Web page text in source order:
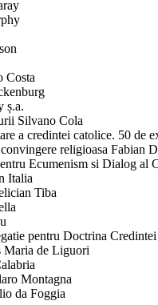
Costa
ș.a.
Silvano Cola
a credintei catolice. 50 de
religioasa Fabian
Ecumenism si Dialog al
Italia
Tiba
pentru Doctrina Credintei
Maria de Liguori
Montagna
da Foggia